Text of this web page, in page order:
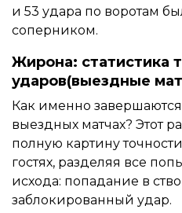
и 53 удара по воротам
соперником.
Жирона: статистика
ударов(выездные
Как именно
выездных матчах? Этот
полную картину
гостях, разделяя все
исхода: попадание в
заблокированный удар.